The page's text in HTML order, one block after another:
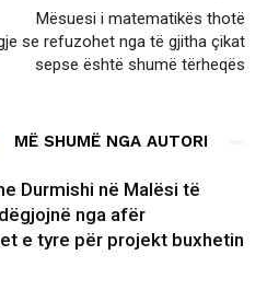
Mësuesi i matematikës thotë
se refuzohet nga të gjitha çikat
sepse është shumë tërheqës
MË SHUMË NGA AUTORI
Durmishi në Malësi të
nga afër
e tyre për projekt buxhetin